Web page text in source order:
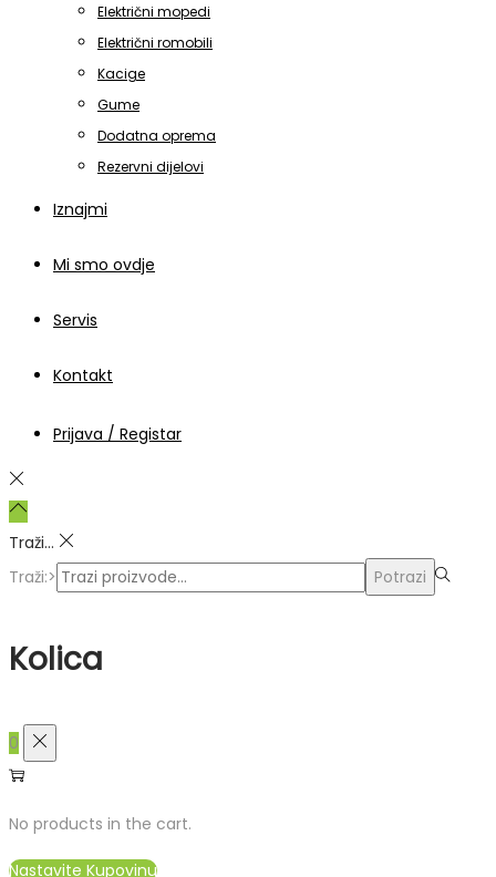
Električni mopedi
Električni romobili
Kacige
Gume
Dodatna oprema
Rezervni dijelovi
Iznajmi
Mi smo ovdje
Servis
Kontakt
Prijava / Registar
Traži...
Traži:>
Potrazi
Kolica
0
No products in the cart.
Nastavite Kupovinu